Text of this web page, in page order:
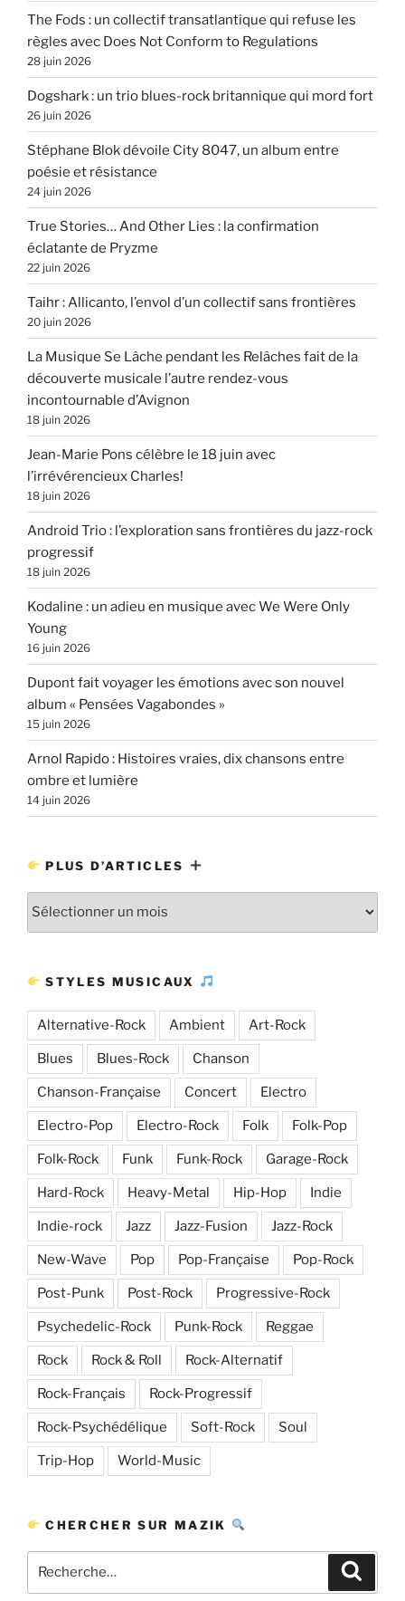
The Fods : un collectif transatlantique qui refuse les
règles avec Does Not Conform to Regulations
28 juin 2026
Dogshark : un trio blues-rock britannique qui mord fort
26 juin 2026
Stéphane Blok dévoile City 8047, un album entre
poésie et résistance
24 juin 2026
True Stories… And Other Lies : la confirmation
éclatante de Pryzme
22 juin 2026
Taihr : Allicanto, l’envol d’un collectif sans frontières
20 juin 2026
La Musique Se Lâche pendant les Relâches fait de la
découverte musicale l’autre rendez-vous
incontournable d’Avignon
18 juin 2026
Jean-Marie Pons célèbre le 18 juin avec
l’irrévérencieux Charles!
18 juin 2026
Android Trio : l’exploration sans frontières du jazz-rock
progressif
18 juin 2026
Kodaline : un adieu en musique avec We Were Only
Young
16 juin 2026
Dupont fait voyager les émotions avec son nouvel
album « Pensées Vagabondes »
15 juin 2026
Arnol Rapido : Histoires vraies, dix chansons entre
ombre et lumière
14 juin 2026
PLUS D’ARTICLES
STYLES MUSICAUX
Alternative-Rock Ambient Art-Rock
Blues Blues-Rock Chanson
Chanson-Française Concert Electro
Electro-Pop Electro-Rock Folk Folk-Pop
Folk-Rock Funk Funk-Rock Garage-Rock
Hard-Rock Heavy-Metal Hip-Hop Indie
Indie-rock Jazz Jazz-Fusion Jazz-Rock
New-Wave Pop Pop-Française Pop-Rock
Post-Punk Post-Rock Progressive-Rock
Psychedelic-Rock Punk-Rock Reggae
Rock Rock & Roll Rock-Alternatif
Rock-Français Rock-Progressif
Rock-Psychédélique Soft-Rock Soul
Trip-Hop World-Music
CHERCHER SUR MAZIK
pour